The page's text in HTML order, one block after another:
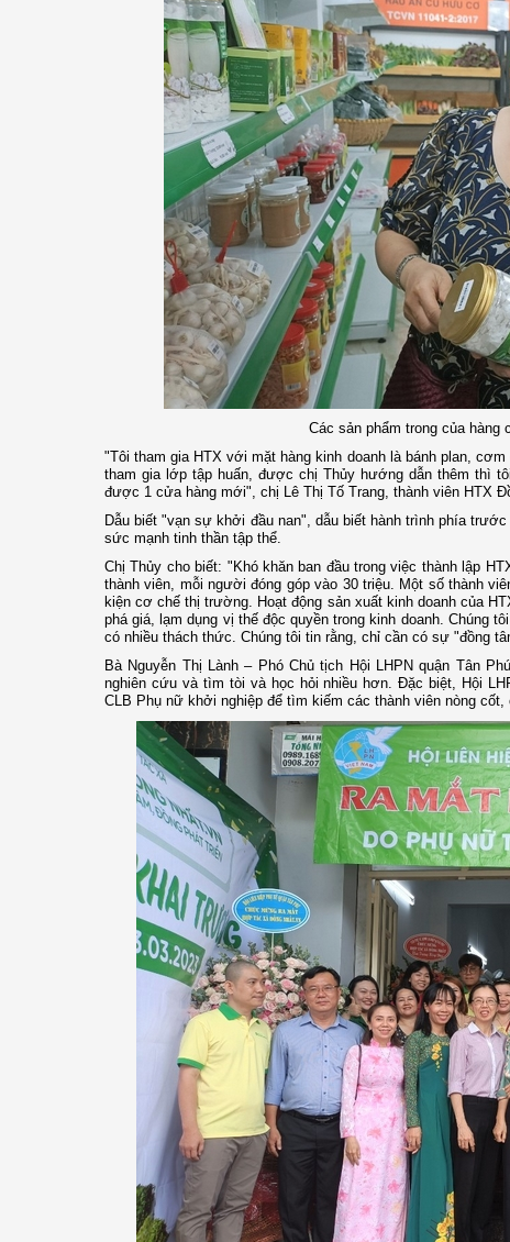
Các sản phẩm trong của hàng
"Tôi tham gia HTX với mặt hàng kinh doanh là bánh plan,
tham gia lớp tập huấn, được chị Thủy hướng dẫn thêm thì
được 1 cửa hàng mới", chị Lê Thị Tố Trang, thành viên HTX
Dẫu biết "vạn sự khởi đầu nan", dẫu biết hành trình phía
sức mạnh tinh thần tập thể.
Chị Thủy cho biết: "Khó khăn ban đầu trong việc thành lập
thành viên, mỗi người đóng góp vào 30 triệu. Một số thành
kiện cơ chế thị trường. Hoạt động sản xuất kinh doanh của
phá giá, lạm dụng vị thế độc quyền trong kinh doanh. Chúng
có nhiều thách thức. Chúng tôi tin rằng, chỉ cần có sự "đồng
Bà Nguyễn Thị Lành – Phó Chủ tịch Hội LHPN quận Tân
nghiên cứu và tìm tòi và học hỏi nhiều hơn. Đặc biệt, Hội
CLB Phụ nữ khởi nghiệp để tìm kiếm các thành viên nòng